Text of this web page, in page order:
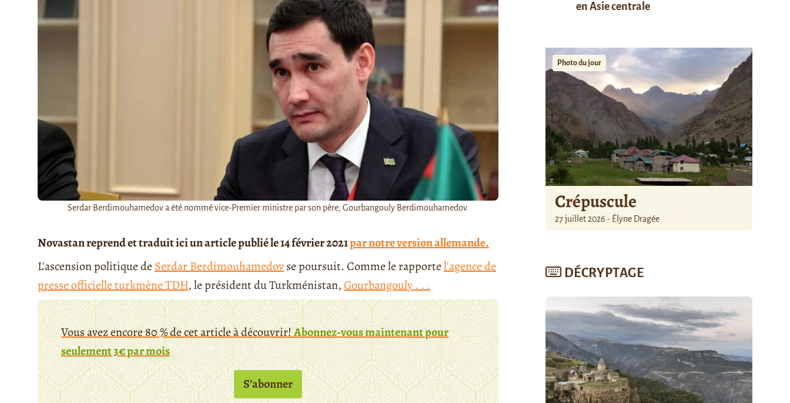
Serdar Berdimouhamedov a été nommé vice-Premier ministre par son père, Gourbangouly Berdimouhamedov.
Novastan reprend et traduit ici un article publié le 14 février 2021par notre version allemande.
L'ascension politique de Serdar Berdimouhamedovse poursuit. Comme le rapportel'agence de
presse officielle turkmène TDH, le président du Turkménistan,Gourbangouly . . .
Vous avez encore 80 % de cet article à découvrir!Abonnez-vous maintenant pour
seulement 3€ par mois
S’abonner
en Asie centrale
Photo du jour
Crépuscule
27 juillet 2026 - Élyne Dragée
DÉCRYPTAGE